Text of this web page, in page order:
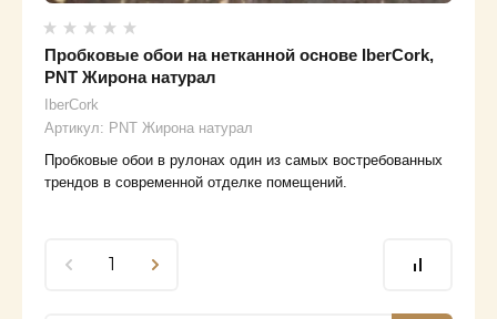
Пробковые обои на нетканной основе IberCork,
PNT Жирона натурал
IberCork
Артикул: PNT Жирона натурал
Пробковые обои в рулонах один из самых востребованных
трендов в современной отделке помещений.